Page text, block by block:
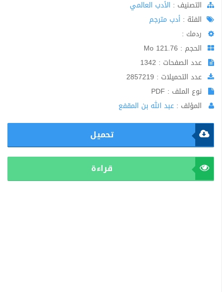
اﻟﺘﺼﻨﻴﻒ : الأدب العالمي
الفئة : أدب مترجم
ردمك :
الحجم : 121.76 Mo
عدد الصفحات : 1342
عدد التحميلات : 2857219
نوع الملف : PDF
المؤلف : عبد الله بن المقفع
تحميل
قراءة